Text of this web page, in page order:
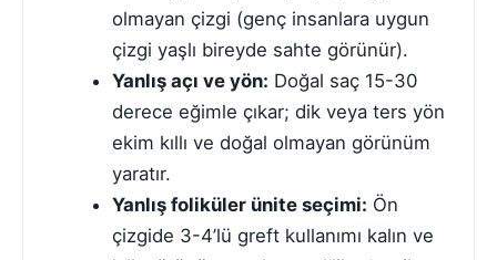
olmayan çizgi (genç insanlara uygun
çizgi yaşlı bireyde sahte görünür).
Yanlış açı ve yön: Doğal saç 15-30
derece eğimle çıkar; dik veya ters yön
ekim kıllı ve doğal olmayan görünüm
yaratır.
Yanlış foliküler ünite seçimi: Ön
çizgide 3-4’lü greft kullanımı kalın ve